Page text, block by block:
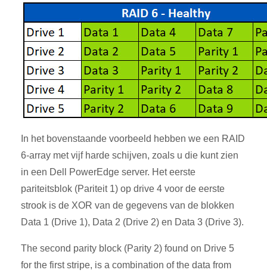
In het bovenstaande voorbeeld hebben we een RAID
6-array met vijf harde schijven, zoals u die kunt zien
in een Dell PowerEdge server. Het eerste
pariteitsblok (Pariteit 1) op drive 4 voor de eerste
strook is de XOR van de gegevens van de blokken
Data 1 (Drive 1), Data 2 (Drive 2) en Data 3 (Drive 3).
The second parity block (Parity 2) found on Drive 5
for the first stripe, is a combination of the data from